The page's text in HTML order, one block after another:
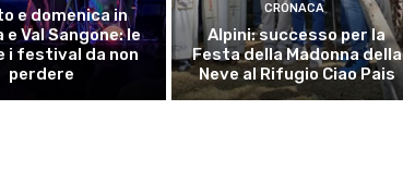
e domenica in
e Val Sangone: le
i festival da non
perdere
CRONACA
Alpini: successo per la
Festa della Madonna della
Neve al Rifugio Ciao Pais